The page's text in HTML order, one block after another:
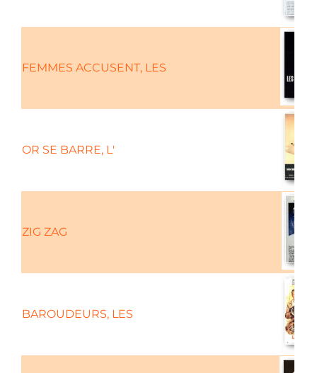
FEMMES ACCUSENT, LES
OR SE BARRE, L'
ZIG ZAG
BAROUDEURS, LES